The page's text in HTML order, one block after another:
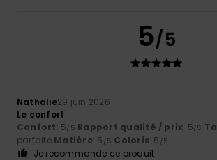
5/5
Nathalie29 juin 2026
Le confort
Confort: 5/5 Rapport qualité / prix: 5/5
parfaite Matière: 5 /5 Coloris: 5 /5
Je recommande ce produit